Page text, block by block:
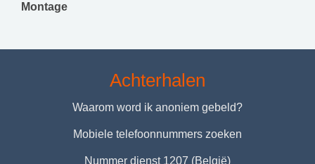
Montage
Achterhalen
Waarom word ik anoniem gebeld?
Mobiele telefoonnummers zoeken
Nummer dienst 1207 (België)